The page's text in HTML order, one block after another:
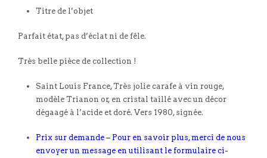
Titre de l’objet
Parfait état, pas d’éclat ni de fêle.
Très belle pièce de collection !
Saint Louis France, Très jolie carafe à vin rouge,
modèle Trianon or, en cristal taillé avec un décor
dégaagé à l’acide et doré. Vers 1980, signée.
Prix sur demande – Pour en savoir plus, merci de nous
envoyer un message en utilisant le formulaire ci-